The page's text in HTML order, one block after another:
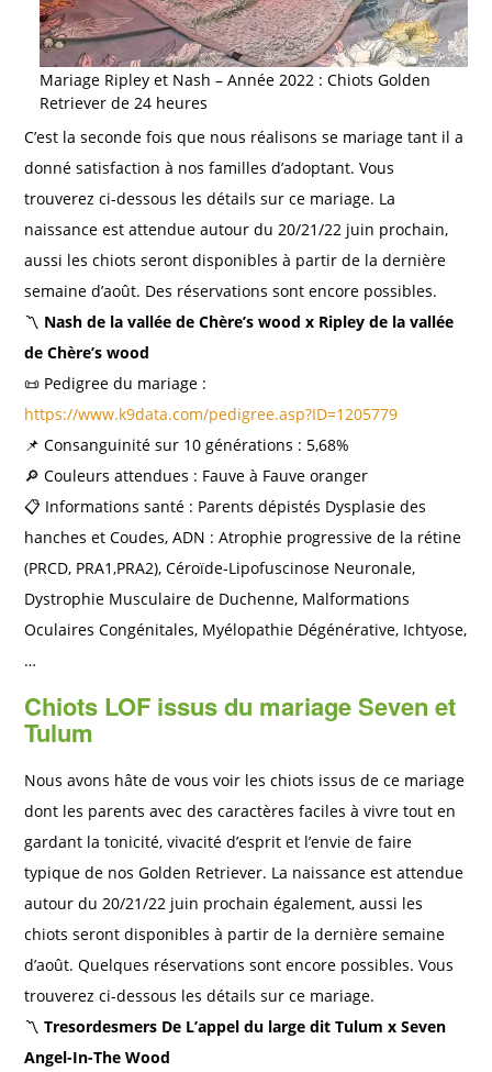
Mariage Ripley et Nash – Année 2022 : Chiots Golden
Retriever de 24 heures
C’est la seconde fois que nous réalisons se mariage tant il a
donné satisfaction à nos familles d’adoptant. Vous
trouverez ci-dessous les détails sur ce mariage. La
naissance est attendue autour du 20/21/22 juin prochain,
aussi les chiots seront disponibles à partir de la dernière
semaine d’août. Des réservations sont encore possibles.
〽️ Nash de la vallée de Chère’s wood x Ripley de la vallée
de Chère’s wood
📜 Pedigree du mariage :
https://www.k9data.com/pedigree.asp?ID=1205779
📌 Consanguinité sur 10 générations : 5,68%
🔎 Couleurs attendues : Fauve à Fauve oranger
📋 Informations santé : Parents dépistés Dysplasie des
hanches et Coudes, ADN : Atrophie progressive de la rétine
(PRCD, PRA1,PRA2), Céroïde-Lipofuscinose Neuronale,
Dystrophie Musculaire de Duchenne, Malformations
Oculaires Congénitales, Myélopathie Dégénérative, Ichtyose,
…
Chiots LOF issus du mariage Seven et
Tulum
Nous avons hâte de vous voir les chiots issus de ce mariage
dont les parents avec des caractères faciles à vivre tout en
gardant la tonicité, vivacité d’esprit et l’envie de faire
typique de nos Golden Retriever. La naissance est attendue
autour du 20/21/22 juin prochain également, aussi les
chiots seront disponibles à partir de la dernière semaine
d’août. Quelques réservations sont encore possibles. Vous
trouverez ci-dessous les détails sur ce mariage.
〽️ Tresordesmers De L’appel du large dit Tulum x Seven
Angel-In-The Wood